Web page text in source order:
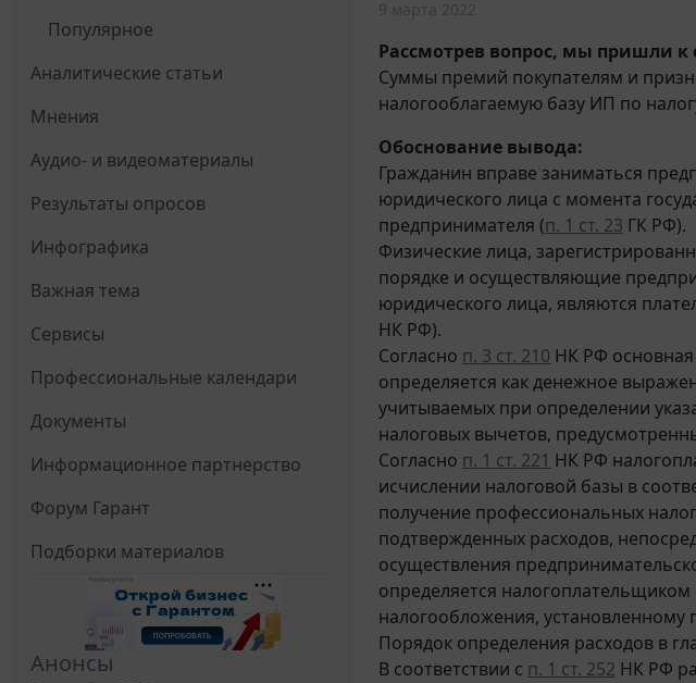
Популярное
Аналитические статьи
Мнения
Аудио- и видеоматериалы
Результаты опросов
Инфографика
Важная тема
Сервисы
Профессиональные календари
Документы
Информационное партнерство
Форум Гарант
Подборки материалов
Анонсы
Рассмотрев вопрос, мы пришли
Суммы премий покупателям и
налогооблагаемую базу ИП по
Обоснование вывода:
Гражданин вправе заниматься
юридического лица с момента
предпринимателя (п. 1 ст. 23 ГК РФ).
Физические лица,
порядке и осуществляющие
юридического лица, являются
НК РФ).
Согласно п. 3 ст. 210 НК РФ основная
определяется как денежное
учитываемых при определении
налоговых вычетов,
Согласно п. 1 ст. 221 НК РФ
исчислении налоговой базы в
получение профессиональных
подтвержденных расходов,
осуществления
определяется
налогообложения,
Порядок определения расходов в
В соответствии с п. 1 ст. 252 НК РФ